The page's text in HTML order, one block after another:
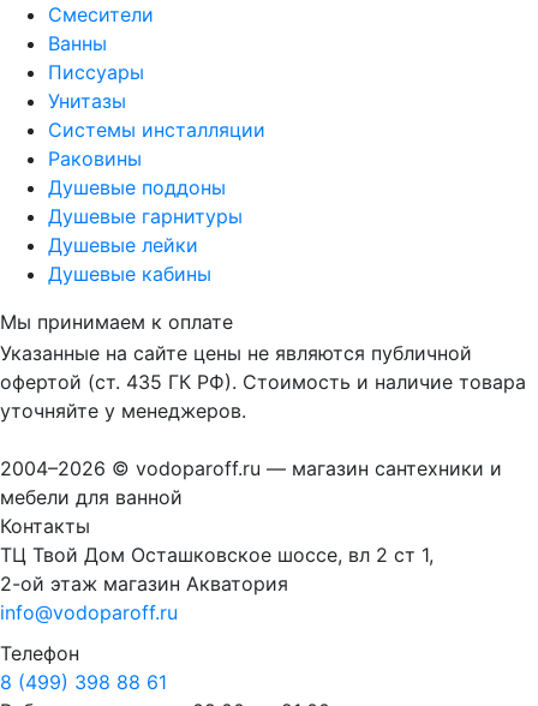
Смесители
Ванны
Писсуары
Унитазы
Системы инсталляции
Раковины
Душевые поддоны
Душевые гарнитуры
Душевые лейки
Душевые кабины
Мы принимаем к оплате
Указанные на сайте цены не являются публичной
офертой (ст. 435 ГК РФ). Стоимость и наличие товара
уточняйте у менеджеров.
2004–2026 © vodoparoff.ru — магазин сантехники и
мебели для ванной
Контакты
ТЦ Твой Дом Осташковское шоссе, вл 2 ст 1,
2-ой этаж магазин Акватория
info@vodoparoff.ru
Телефон
8 (499) 398 88 61